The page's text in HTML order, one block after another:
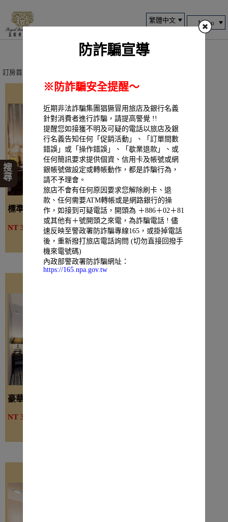
Menu
訂房首頁
搜尋
標準客房（無窗一大床）
詳細介紹
NT 3200起
線上訂房
豪華客房
NT 3500起
防詐騙宣導
※防詐騙安全提醒～
近期非法詐騙集團猖獗冒用旅店及銀行名義
針對消費者進行詐騙，請提高警覺 !!
提醒您如接獲不明及可疑的電話以旅店及銀
行名義告知任何「促銷活動」、「訂單間數
錯誤」或「操作錯誤」、「歇業退款」、或
任何簡訊要求提供個資、信用卡及帳號或網
銀帳號做設定或轉帳動作，都是詐騙行為，
請不予理會。
旅店不會有任何原因要求您解除刷卡、退
款、任何需要ATM轉帳或是網路銀行的操
作，如接到可疑電話，開頭為 ＋886＋02＋81
或其他有＋號開頭之來電，為詐騙電話 ! 儘
速反映至警政署防詐騙專線165，或掛掉電話
後，重新撥打旅店電話詢問 (切勿直接回撥手
機來電號碼)
內政部警政署防詐騙網址：
https://165.npa.gov.tw